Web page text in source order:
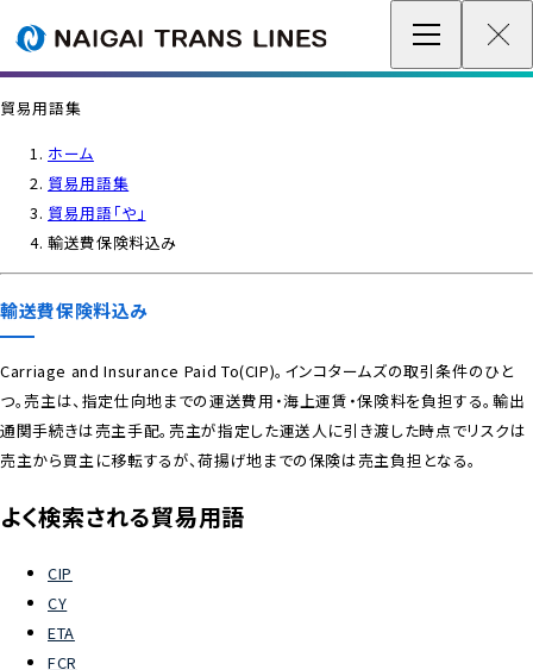
IR情報
サステナビリティ
採用情報
企業情報 / グローバルネットワーク
各種情報
最新情報
お問い合わせ / お見積り
貿易用語集
ホーム
貿易用語集
貿易用語「や」
輸送費保険料込み
輸送費保険料込み
Carriage and Insurance Paid To(CIP)。インコタームズの取引条件のひと
つ。売主は、指定仕向地までの運送費用・海上運賃・保険料を負担する。輸出
通関手続きは売主手配。売主が指定した運送人に引き渡した時点でリスクは
売主から買主に移転するが、荷揚げ地までの保険は売主負担となる。
よく検索される貿易用語
CIP
CY
ETA
FCR